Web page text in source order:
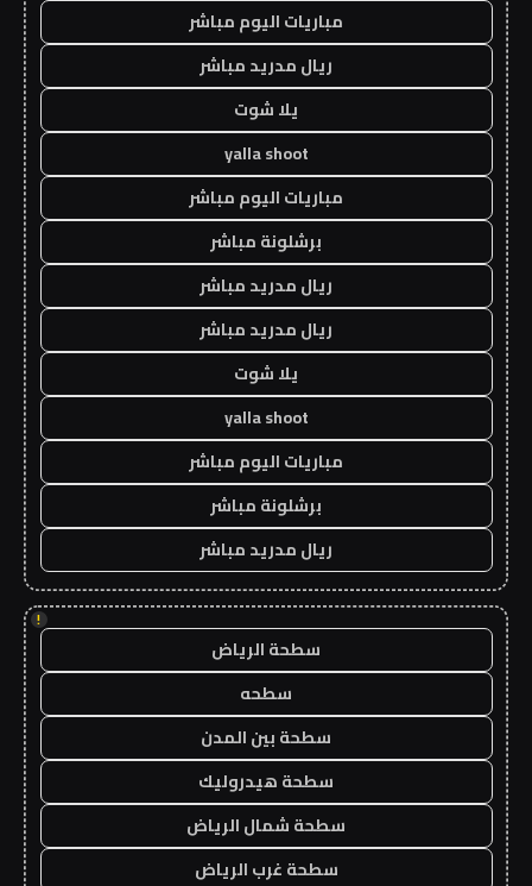
مباريات اليوم مباشر
ريال مدريد مباشر
يلا شوت
yalla shoot
مباريات اليوم مباشر
برشلونة مباشر
ريال مدريد مباشر
ريال مدريد مباشر
يلا شوت
yalla shoot
مباريات اليوم مباشر
برشلونة مباشر
ريال مدريد مباشر
!
سطحة الرياض
سطحه
سطحة بين المدن
سطحة هيدروليك
سطحة شمال الرياض
سطحة غرب الرياض